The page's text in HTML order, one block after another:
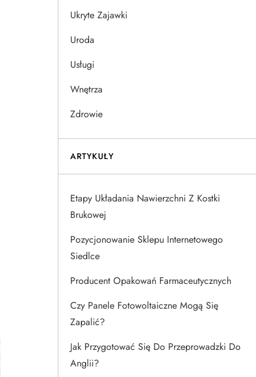
Ukryte Zajawki
Uroda
Usługi
Wnętrza
Zdrowie
ARTYKUŁY
Etapy Układania Nawierzchni Z Kostki
Brukowej
Pozycjonowanie Sklepu Internetowego
Siedlce
Producent Opakowań Farmaceutycznych
Czy Panele Fotowoltaiczne Mogą Się
Zapalić?
Jak Przygotować Się Do Przeprowadzki Do
Anglii?